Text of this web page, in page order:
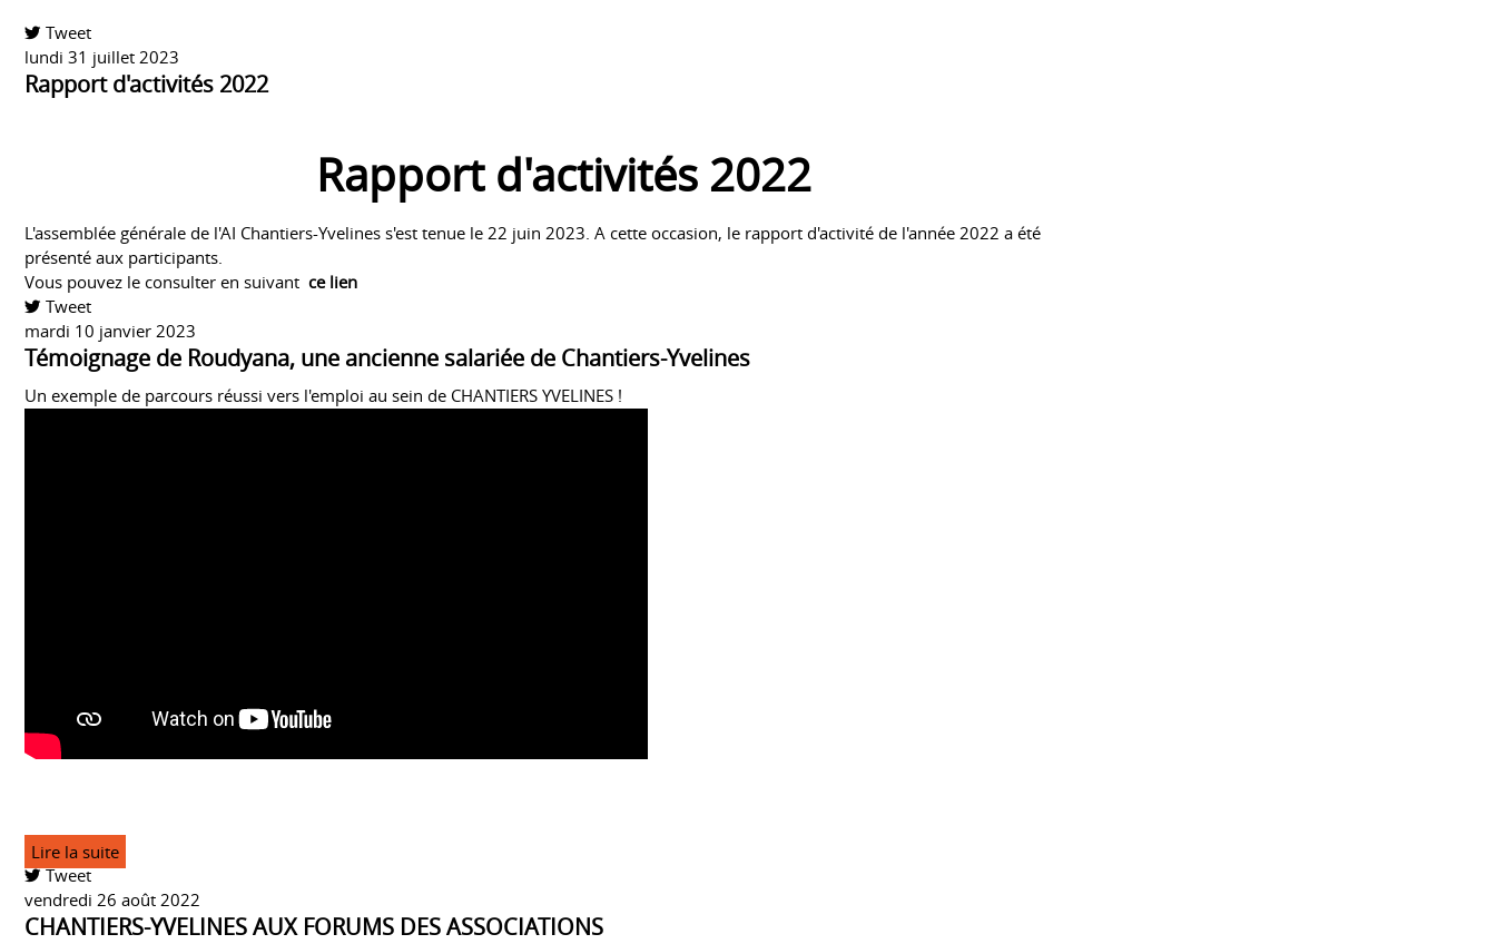
Tweet
pinterest
lundi 31 juillet 2023
Rapport d'activités 2022
Rapport d'activités 2022
L'assemblée générale de l'AI Chantiers-Yvelines s'est tenue le 22 juin 2023. A cette occasion, le rapport d'activité de l'année 2022 a été
présenté aux participants.
Vous pouvez le consulter en suivantce lien
Tweet
pinterest
mardi 10 janvier 2023
Témoignage de Roudyana, une ancienne salariée de Chantiers-Yvelines
Un exemple de parcours réussi vers l'emploi au sein de CHANTIERS YVELINES !
Lire la suite
Tweet
vendredi 26 août 2022
CHANTIERS-YVELINES AUX FORUMS DES ASSOCIATIONS